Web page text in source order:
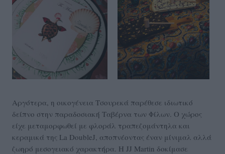
Αργότερα, η οικογένεια Τσουρεκά παρέθεσε ιδιωτικό
δείπνο στην παραδοσιακή Ταβέρνα των Φίλων. Ο χώρος
είχε μεταμορφωθεί με φλοράλ τραπεζομάντηλα και
κεραμικά της La DoubleJ, αποπνέοντας έναν μίνιμαλ αλλά
ζωηρό μεσογειακό χαρακτήρα. Η JJ Martin δοκίμασε